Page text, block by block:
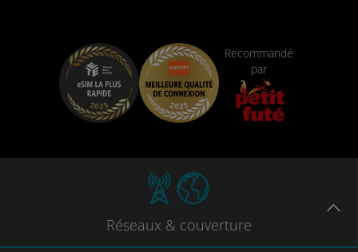
Recommandé
par
Réseaux & couverture